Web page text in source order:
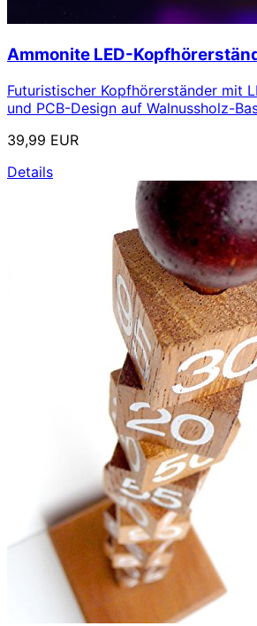
Ammonite LED-
Futuristischer Kopfhörerständer mit
und PCB-Design auf Walnussholz-
39,99 EUR
Details